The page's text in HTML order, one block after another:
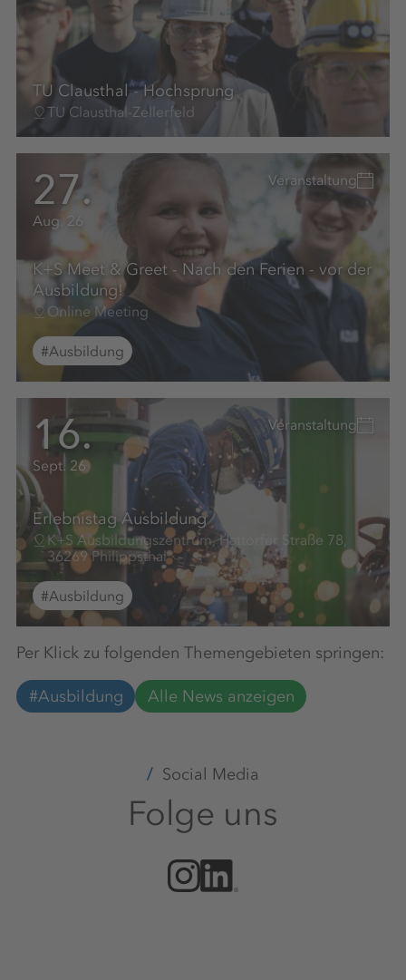
TU Clausthal - Hochsprung
TU Clausthal-Zellerfeld
27.
Aug. 26
Veranstaltung
K+S Meet & Greet - Nach den Ferien - vor der
Ausbildung!
Online Meeting
#Ausbildung
16.
Sept. 26
Veranstaltung
Erlebnistag Ausbildung
K+S Ausbildungszentrum, Hattorfer Straße 78,
36269 Philippsthal
#Ausbildung
Per Klick zu folgenden Themengebieten springen:
#Ausbildung Alle News anzeigen
Social Media
Folge uns